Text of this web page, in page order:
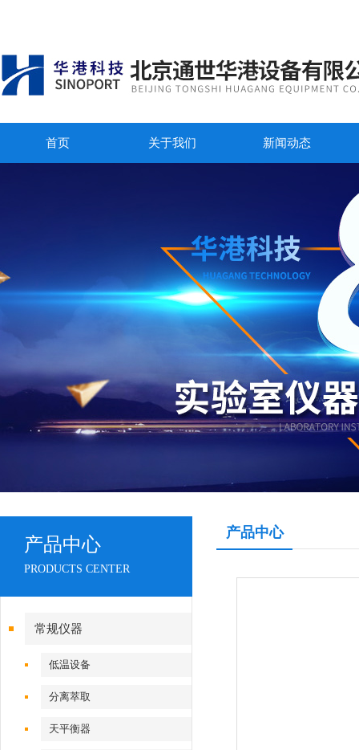
首页 关于我们 新闻动态
产品中心
PRODUCTS CENTER
常规仪器
低温设备
分离萃取
天平衡器
产品中心